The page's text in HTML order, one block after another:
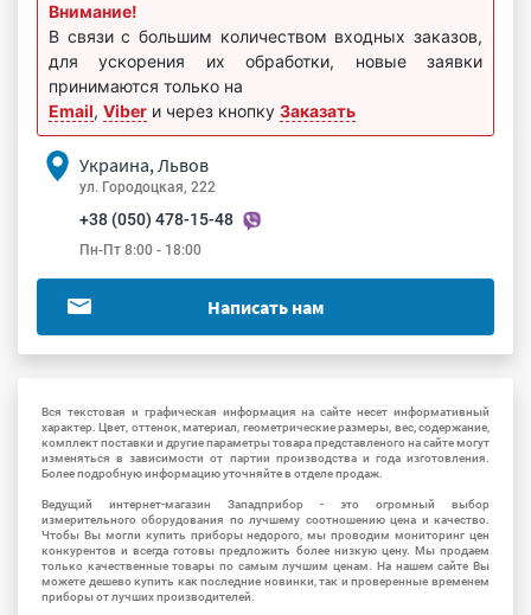
Внимание!
В связи с большим количеством входных заказов,
для ускорения их обработки, новые заявки
принимаются только на
Email, Viber и через кнопку Заказать
Украина, Львов
ул. Городоцкая, 222
+38 (050) 478-15-48
Пн-Пт 8:00 - 18:00
Написать нам
Вся текстовая и графическая информация на сайте несет информативный
характер. Цвет, оттенок, материал, геометрические размеры, вес, содержание,
комплект поставки и другие параметры товара представленого на сайте могут
изменяться в зависимости от партии производства и года изготовления.
Более подробную информацию уточняйте в отделе продаж.
Ведущий интернет-магазин Западприбор - это огромный выбор
измерительного оборудования по лучшему соотношению цена и качество.
Чтобы Вы могли купить приборы недорого, мы проводим мониторинг цен
конкурентов и всегда готовы предложить более низкую цену. Мы продаем
только качественные товары по самым лучшим ценам. На нашем сайте Вы
можете дешево купить как последние новинки, так и проверенные временем
приборы от лучших производителей.